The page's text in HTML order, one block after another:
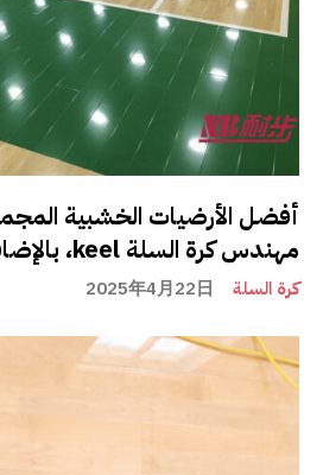
أفضل الأرضيات الخشبية
مهندس كرة السلة keel، بالإضافة إلى أهم الفوائد.
كرة السلة 2025年4月22日